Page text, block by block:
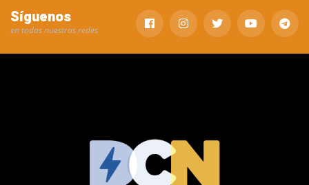
Síguenos
en todas nuestras redes